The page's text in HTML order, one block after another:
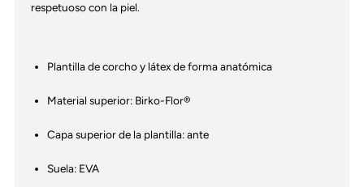
respetuoso con la piel.
Plantilla de corcho y látex de forma anatómica
Material superior: Birko-Flor®
Capa superior de la plantilla: ante
Suela: EVA